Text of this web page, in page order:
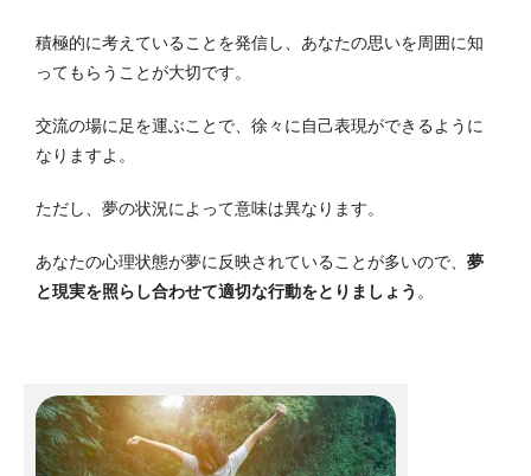
積極的に考えていることを発信し、あなたの思いを周囲に知
ってもらうことが大切です。
交流の場に足を運ぶことで、徐々に自己表現ができるように
なりますよ。
ただし、夢の状況によって意味は異なります。
あなたの心理状態が夢に反映されていることが多いので、 夢
と現実を照らし合わせて適切な行動をとりましょう 。